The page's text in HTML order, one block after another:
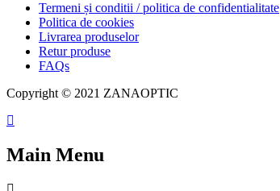
Termeni și conditii / politica de confidentialitate
Politica de cookies
Livrarea produselor
Retur produse
FAQs
Copyright © 2021 ZANAOPTIC
Main Menu